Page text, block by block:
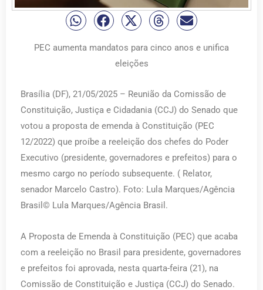
PEC aumenta mandatos para cinco anos e unifica
eleições
Brasília (DF), 21/05/2025 – Reunião da Comissão de
Constituição, Justiça e Cidadania (CCJ) do Senado que
votou a proposta de emenda à Constituição (PEC
12/2022) que proíbe a reeleição dos chefes do Poder
Executivo (presidente, governadores e prefeitos) para o
mesmo cargo no período subsequente. ( Relator,
senador Marcelo Castro). Foto: Lula Marques/Agência
Brasil© Lula Marques/Agência Brasil.
A Proposta de Emenda à Constituição (PEC) que acaba
com a reeleição no Brasil para presidente, governadores
e prefeitos foi aprovada, nesta quarta-feira (21), na
Comissão de Constituição e Justiça (CCJ) do Senado.